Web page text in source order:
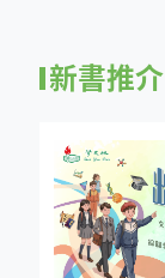
新書推介